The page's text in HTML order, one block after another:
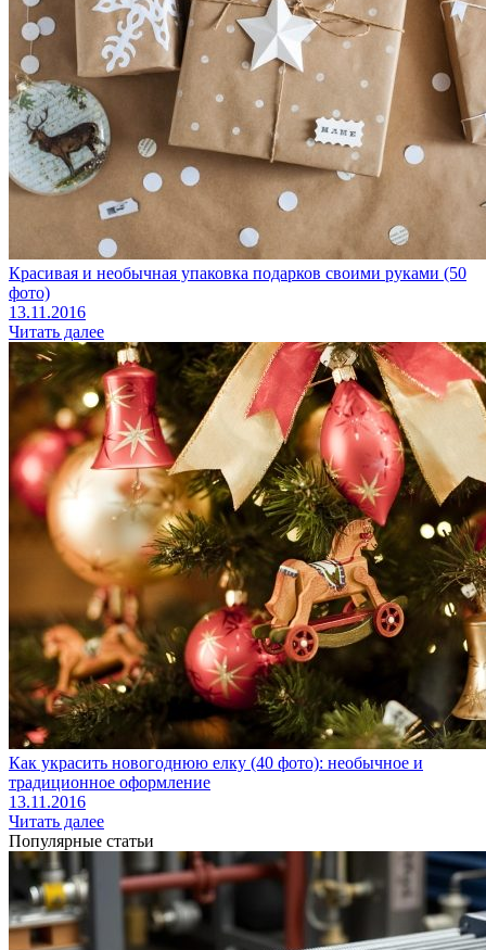
Красивая и необычная упаковка подарков своими руками (50
фото)
13.11.2016
Читать далее
Как украсить новогоднюю елку (40 фото): необычное и
традиционное оформление
13.11.2016
Читать далее
Популярные статьи